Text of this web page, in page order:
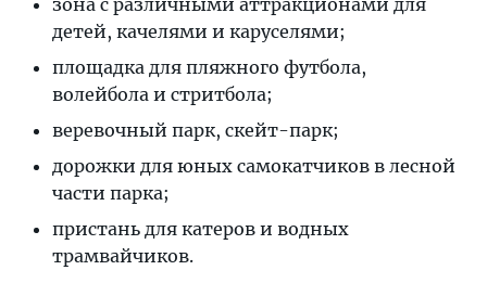
детей, качелями и каруселями;
площадка для пляжного футбола,
волейбола и стритбола;
веревочный парк, скейт-парк;
дорожки для юных самокатчиков в лесной
части парка;
пристань для катеров и водных
трамвайчиков.